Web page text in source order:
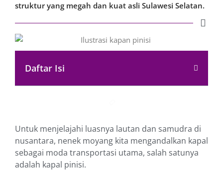
struktur yang megah dan kuat asli Sulawesi Selatan.
Daftar Isi
Untuk menjelajahi luasnya lautan dan samudra di
nusantara, nenek moyang kita mengandalkan kapal
sebagai moda transportasi utama, salah satunya
adalah kapal pinisi.